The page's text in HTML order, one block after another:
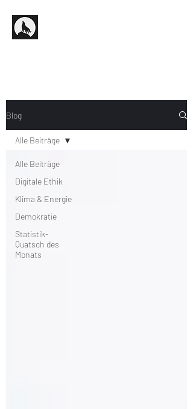
Blog
Alle Beiträge
Digitale Ethik
Klima & Energie
Demokratie
Statistik-
Quatsch des
Monats
Alle Beiträge